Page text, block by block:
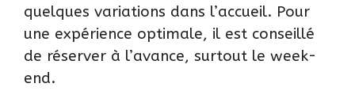
quelques variations dans l’accueil. Pour
une expérience optimale, il est conseillé
de réserver à l’avance, surtout le week-
end.